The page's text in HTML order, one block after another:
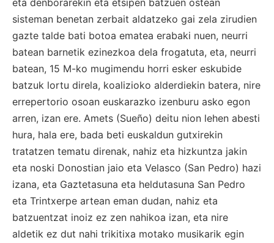
sisteman benetan zerbait aldatzeko gai zela zirudien
gazte talde bati botoa ematea erabaki nuen, neurri
batean barnetik ezinezkoa dela frogatuta, eta, neurri
batean, 15 M-ko mugimendu horri esker eskubide
batzuk lortu direla, koalizioko alderdiekin batera, nire
errepertorio osoan euskarazko izenburu asko egon
arren, izan ere. Amets (Sueño) deitu nion lehen abesti
hura, hala ere, bada beti euskaldun gutxirekin
tratatzen tematu direnak, nahiz eta hizkuntza jakin
eta noski Donostian jaio eta Velasco (San Pedro) hazi
izana, eta Gaztetasuna eta heldutasuna San Pedro
eta Trintxerpe artean eman dudan, nahiz eta
batzuentzat inoiz ez zen nahikoa izan, eta nire
aldetik ez dut nahi trikitixa motako musikarik egin